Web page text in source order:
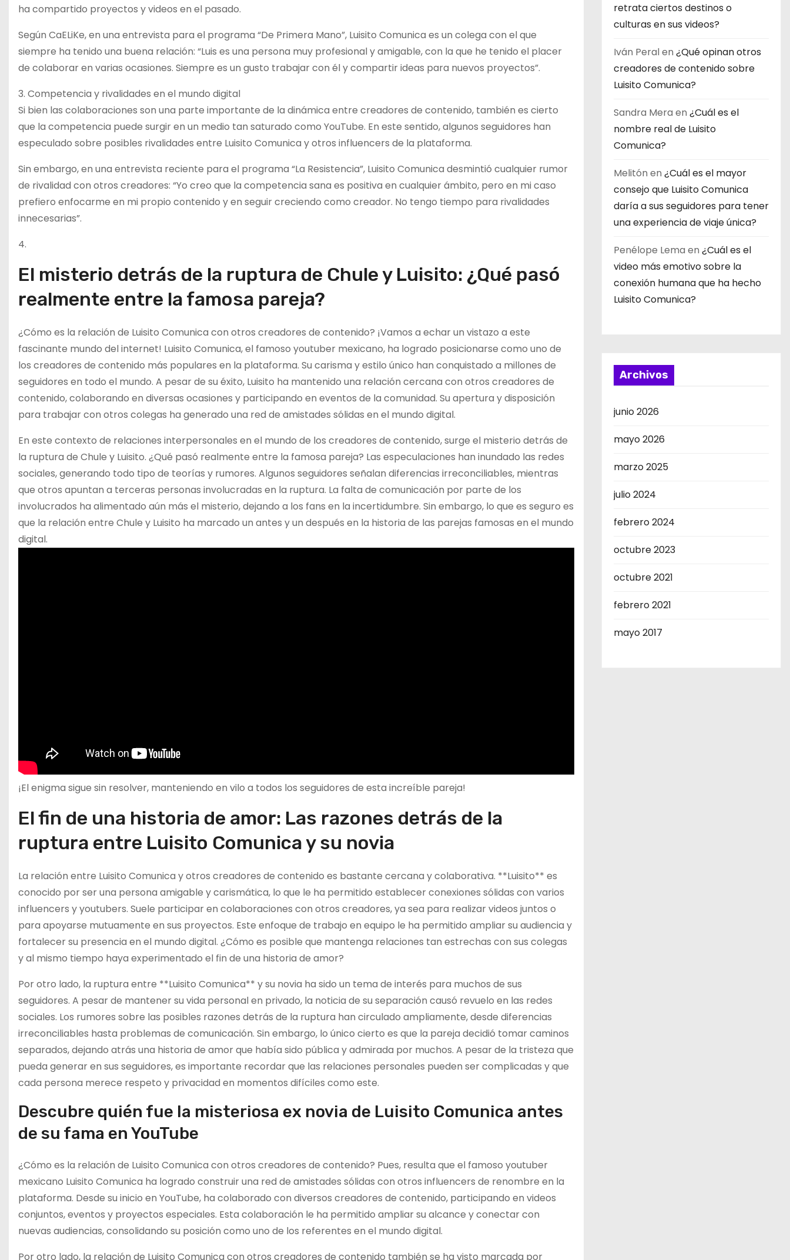
ha compartido proyectos y videos en el pasado.
Según CaELiKe, en una entrevista para el programa “De Primera Mano”, Luisito Comunica es un colega con el que
siempre ha tenido una buena relación: “Luis es una persona muy profesional y amigable, con la que he tenido el placer
de colaborar en varias ocasiones. Siempre es un gusto trabajar con él y compartir ideas para nuevos proyectos”.
3. Competencia y rivalidades en el mundo digital
Si bien las colaboraciones son una parte importante de la dinámica entre creadores de contenido, también es cierto
que la competencia puede surgir en un medio tan saturado como YouTube. En este sentido, algunos seguidores han
especulado sobre posibles rivalidades entre Luisito Comunica y otros influencers de la plataforma.
Sin embargo, en una entrevista reciente para el programa “La Resistencia”, Luisito Comunica desmintió cualquier rumor
de rivalidad con otros creadores: “Yo creo que la competencia sana es positiva en cualquier ámbito, pero en mi caso
prefiero enfocarme en mi propio contenido y en seguir creciendo como creador. No tengo tiempo para rivalidades
innecesarias”.
4.
El misterio detrás de la ruptura de Chule y Luisito: ¿Qué pasó
realmente entre la famosa pareja?
¿Cómo es la relación de Luisito Comunica con otros creadores de contenido? ¡Vamos a echar un vistazo a este
fascinante mundo del internet! Luisito Comunica, el famoso youtuber mexicano, ha logrado posicionarse como uno de
los creadores de contenido más populares en la plataforma. Su carisma y estilo único han conquistado a millones de
seguidores en todo el mundo. A pesar de su éxito, Luisito ha mantenido una relación cercana con otros creadores de
contenido, colaborando en diversas ocasiones y participando en eventos de la comunidad. Su apertura y disposición
para trabajar con otros colegas ha generado una red de amistades sólidas en el mundo digital.
En este contexto de relaciones interpersonales en el mundo de los creadores de contenido, surge el misterio detrás de
la ruptura de Chule y Luisito. ¿Qué pasó realmente entre la famosa pareja? Las especulaciones han inundado las redes
sociales, generando todo tipo de teorías y rumores. Algunos seguidores señalan diferencias irreconciliables, mientras
que otros apuntan a terceras personas involucradas en la ruptura. La falta de comunicación por parte de los
involucrados ha alimentado aún más el misterio, dejando a los fans en la incertidumbre. Sin embargo, lo que es seguro es
que la relación entre Chule y Luisito ha marcado un antes y un después en la historia de las parejas famosas en el mundo
digital.
¡El enigma sigue sin resolver, manteniendo en vilo a todos los seguidores de esta increíble pareja!
El fin de una historia de amor: Las razones detrás de la
ruptura entre Luisito Comunica y su novia
La relación entre Luisito Comunica y otros creadores de contenido es bastante cercana y colaborativa. **Luisito** es
conocido por ser una persona amigable y carismática, lo que le ha permitido establecer conexiones sólidas con varios
influencers y youtubers. Suele participar en colaboraciones con otros creadores, ya sea para realizar videos juntos o
para apoyarse mutuamente en sus proyectos. Este enfoque de trabajo en equipo le ha permitido ampliar su audiencia y
fortalecer su presencia en el mundo digital. ¿Cómo es posible que mantenga relaciones tan estrechas con sus colegas
y al mismo tiempo haya experimentado el fin de una historia de amor?
Por otro lado, la ruptura entre **Luisito Comunica** y su novia ha sido un tema de interés para muchos de sus
seguidores. A pesar de mantener su vida personal en privado, la noticia de su separación causó revuelo en las redes
sociales. Los rumores sobre las posibles razones detrás de la ruptura han circulado ampliamente, desde diferencias
irreconciliables hasta problemas de comunicación. Sin embargo, lo único cierto es que la pareja decidió tomar caminos
separados, dejando atrás una historia de amor que había sido pública y admirada por muchos. A pesar de la tristeza que
pueda generar en sus seguidores, es importante recordar que las relaciones personales pueden ser complicadas y que
cada persona merece respeto y privacidad en momentos difíciles como este.
Descubre quién fue la misteriosa ex novia de Luisito Comunica antes
de su fama en YouTube
¿Cómo es la relación de Luisito Comunica con otros creadores de contenido? Pues, resulta que el famoso youtuber
mexicano Luisito Comunica ha logrado construir una red de amistades sólidas con otros influencers de renombre en la
plataforma. Desde su inicio en YouTube, ha colaborado con diversos creadores de contenido, participando en videos
conjuntos, eventos y proyectos especiales. Esta colaboración le ha permitido ampliar su alcance y conectar con
nuevas audiencias, consolidando su posición como uno de los referentes en el mundo digital.
Por otro lado, la relación de Luisito Comunica con otros creadores de contenido también se ha visto marcada por
retrata ciertos destinos o
culturas en sus videos?
Iván Peralen ¿Qué opinan otros
creadores de contenido sobre
Luisito Comunica?
Sandra Mera en ¿Cuál es el
nombre real de Luisito
Comunica?
Melitón en ¿Cuál es el mayor
consejo que Luisito Comunica
daría a sus seguidores para tener
una experiencia de viaje única?
Penélope Lema en ¿Cuál es el
video más emotivo sobre la
conexión humana que ha hecho
Luisito Comunica?
Archivos
junio 2026
mayo 2026
marzo 2025
julio 2024
febrero 2024
octubre 2023
octubre 2021
febrero 2021
mayo 2017